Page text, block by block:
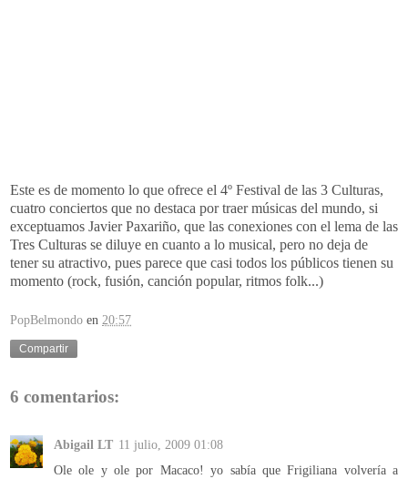
Este es de momento lo que ofrece el 4º Festival de las 3 Culturas,
cuatro conciertos que no destaca por traer músicas del mundo, si
exceptuamos JavierPaxariño, que las conexiones con el lema de las
Tres Culturas se diluye en cuanto a lo musical, pero no deja de
tener su atractivo, pues parece que casi todos los públicos tienen su
momento (rock, fusión, canción popular, ritmos folk...)
PopBelmondo en 20:57
Compartir
6 comentarios:
Abigail LT 11 julio, 2009 01:08
Ole ole y ole por Macaco! yo sabía que Frigiliana volvería a